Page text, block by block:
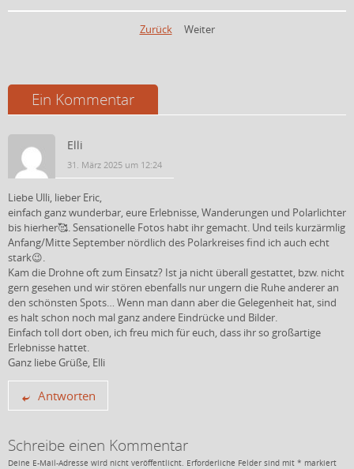
ZurückWeiter
Ein Kommentar
Elli
31. März 2025 um 12:24
Liebe Ulli, lieber Eric,
einfach ganz wunderbar, eure Erlebnisse, Wanderungen und Polarlichter
bis hierher🥰. Sensationelle Fotos habt ihr gemacht. Und teils kurzärmlig
Anfang/Mitte September nördlich des Polarkreises find ich auch echt
stark😉.
Kam die Drohne oft zum Einsatz? Ist ja nicht überall gestattet, bzw. nicht
gern gesehen und wir stören ebenfalls nur ungern die Ruhe anderer an
den schönsten Spots… Wenn man dann aber die Gelegenheit hat, sind
es halt schon noch mal ganz andere Eindrücke und Bilder.
Einfach toll dort oben, ich freu mich für euch, dass ihr so großartige
Erlebnisse hattet.
Ganz liebe Grüße, Elli
Antworten
Schreibe einen Kommentar
Deine E-Mail-Adresse wird nicht veröffentlicht. Erforderliche Felder sind mit * markiert